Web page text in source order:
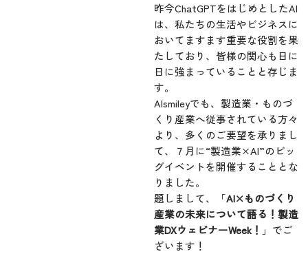
昨今ChatGPTをはじめとしたAI
は、私たちの生活やビジネスに
おいてますます重要な役割を果
たしており、皆様の関心も日に
日に強まっていることと存じま
す。
AIsmileyでも、製造業・ものづ
くり産業へ従事されている方々
より、多くのご要望を承りまし
て、７月に“製造業×AI”のビッ
グイベントを開催することとな
りました。
題しまして、「AI×ものづくり
産業の未来について語る！製造
業DXウェビナーWeek！ 」でご
ざいます！